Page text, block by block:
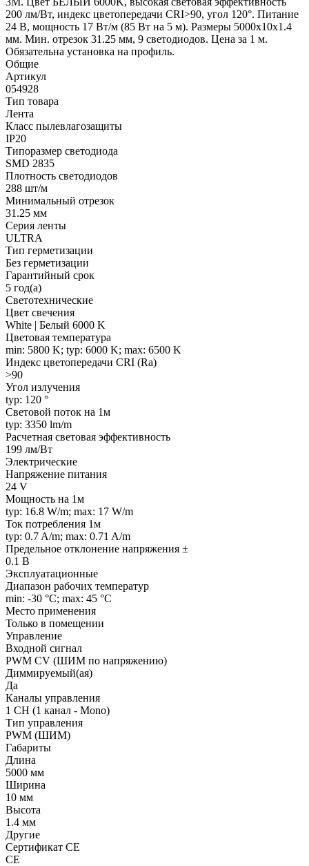
200 лм/Вт, индекс цветопередачи CRI>90, угол 120°. Питание
24 В, мощность 17 Вт/м (85 Вт на 5 м). Размеры 5000x10x1.4
мм. Мин. отрезок 31.25 мм, 9 светодиодов. Цена за 1 м.
Обязательна установка на профиль.
Общие
Артикул
054928
Тип товара
Лента
Класс пылевлагозащиты
IP20
Типоразмер светодиода
SMD 2835
Плотность светодиодов
288 шт/м
Минимальный отрезок
31.25 мм
Серия ленты
ULTRA
Тип герметизации
Без герметизации
Гарантийный срок
5 год(а)
Светотехнические
Цвет свечения
White | Белый 6000 K
Цветовая температура
min: 5800 K; typ: 6000 K; max: 6500 K
Индекс цветопередачи CRI (Ra)
>90
Угол излучения
typ: 120 °
Световой поток на 1м
typ: 3350 lm/m
Расчетная световая эффективность
199 лм/Вт
Электрические
Напряжение питания
24 V
Мощность на 1м
typ: 16.8 W/m; max: 17 W/m
Ток потребления 1м
typ: 0.7 A/m; max: 0.71 A/m
Предельное отклонение напряжения ±
0.1 В
Эксплуатационные
Диапазон рабочих температур
min: -30 °C; max: 45 °C
Место применения
Только в помещении
Управление
Входной сигнал
PWM СV (ШИМ по напряжению)
Диммируемый(ая)
Да
Каналы управления
1 CH (1 канал - Mono)
Тип управления
PWM (ШИМ)
Габариты
Длина
5000 мм
Ширина
10 мм
Высота
1.4 мм
Другие
Сертификат CE
CE